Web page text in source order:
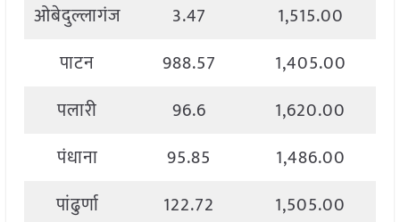
ओबेदुल्लागंज
3.47
1,515.00
पाटन
988.57
1,405.00
पलारी
96.6
1,620.00
पंधाना
95.85
1,486.00
पांढुर्णा
122.72
1,505.00